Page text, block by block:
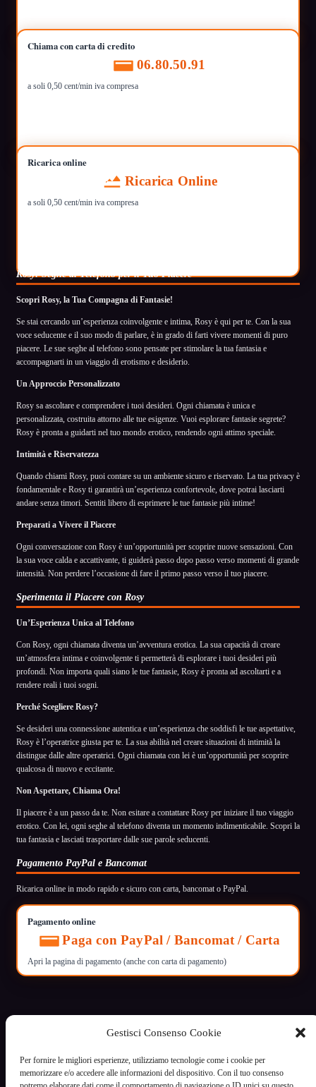
Gestisci Consenso Cookie
Per fornire le migliori esperienze, utilizziamo tecnologie come i cookie per
memorizzare e/o accedere alle informazioni del dispositivo. Con il tuo consenso
Chiama con carta di credito
06.80.50.91
a soli 0,50 cent/min iva compresa
Ricarica online
Ricarica Online
a soli 0,50 cent/min iva compresa
Rosy: Seghe al Telefono per il Tuo Piacere
Scopri Rosy, la Tua Compagna di Fantasie!
Se stai cercando un’esperienza coinvolgente e intima, Rosy è qui per te. Con la sua
voce seducente e il suo modo di parlare, è in grado di farti vivere momenti di puro
piacere. Le sue seghe al telefono sono pensate per stimolare la tua fantasia e
accompagnarti in un viaggio di erotismo e desiderio.
Un Approccio Personalizzato
Rosy sa ascoltare e comprendere i tuoi desideri. Ogni chiamata è unica e
personalizzata, costruita attorno alle tue esigenze. Vuoi esplorare fantasie segrete?
Rosy è pronta a guidarti nel tuo mondo erotico, rendendo ogni attimo speciale.
Intimità e Riservatezza
Quando chiami Rosy, puoi contare su un ambiente sicuro e riservato. La tua privacy è
fondamentale e Rosy ti garantirà un’esperienza confortevole, dove potrai lasciarti
andare senza timori. Sentiti libero di esprimere le tue fantasie più intime!
Preparati a Vivere il Piacere
Ogni conversazione con Rosy è un’opportunità per scoprire nuove sensazioni. Con
la sua voce calda e accattivante, ti guiderà passo dopo passo verso momenti di grande
intensità. Non perdere l’occasione di fare il primo passo verso il tuo piacere.
Sperimenta il Piacere con Rosy
Un’Esperienza Unica al Telefono
Con Rosy, ogni chiamata diventa un’avventura erotica. La sua capacità di creare
un’atmosfera intima e coinvolgente ti permetterà di esplorare i tuoi desideri più
profondi. Non importa quali siano le tue fantasie, Rosy è pronta ad ascoltarti e a
rendere reali i tuoi sogni.
Perché Scegliere Rosy?
Se desideri una connessione autentica e un’esperienza che soddisfi le tue aspettative,
Rosy è l’operatrice giusta per te. La sua abilità nel creare situazioni di intimità la
distingue dalle altre operatrici. Ogni chiamata con lei è un’opportunità per scoprire
qualcosa di nuovo e eccitante.
Non Aspettare, Chiama Ora!
Il piacere è a un passo da te. Non esitare a contattare Rosy per iniziare il tuo viaggio
erotico. Con lei, ogni seghe al telefono diventa un momento indimenticabile. Scopri la
tua fantasia e lasciati trasportare dalle sue parole seducenti.
Pagamento PayPal e Bancomat
Ricarica online in modo rapido e sicuro con carta, bancomat o PayPal.
Pagamento online
Paga con PayPal / Bancomat / Carta
Apri la pagina di pagamento (anche con carta di pagamento)
Servizio di intrattenimento riservato ai maggiori di 18 anni